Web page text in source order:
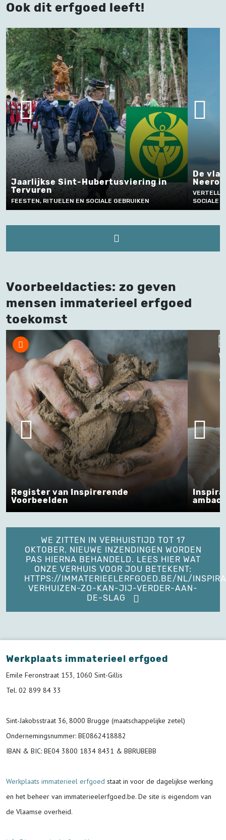
Ook dit erfgoed leeft!
De vlaggengroet bij Chiro
Neeroeteren
VERTELLEN EN TAALGEBRUIK , FEESTEN, RITUELEN EN
SOCIALE GEBRUIKEN, SPORT EN SPEL
EN
Voorbeeldacties: zo geven
mensen immaterieel erfgoed
toekomst
Register van Inspirerende
Voorbeelden
WE ZITTEN IN VERHUISTIJD TOT 17
OKTOBER. NIEUWE INZENDINGEN WORDEN
PAS HIERNA BEHANDELD. LEES HIER WAT
ONZE VERHUIS VOOR JOU BETEKENT:
HTTPS://IMMATERIEELERFGOED.BE/NL/
VERHUIZEN-ZO-KAN-JIJ-VERDER-AAN-
DE-SLAG
Werkplaats immaterieel erfgoed
Emile Feronstraat 153, 1060 Sint-Gillis
Tel. 02 899 84 33
Sint-Jakobsstraat 36, 8000 Brugge (maatschappelijke zetel)
Ondernemingsnummer: BE0862418882
IBAN & BIC: BE04 3800 1834 8431 & BBRUBEBB
Werkplaats immaterieel erfgoed staat in voor de dagelijkse werking
en het beheer van immaterieelerfgoed.be. De site is eigendom van
de Vlaamse overheid.